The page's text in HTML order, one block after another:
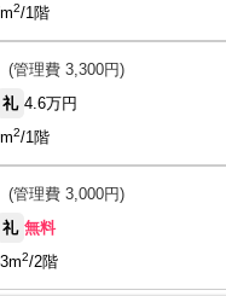
2/1階
(管理費 3,300円)
礼 4.6万円
2/1階
(管理費 3,000円)
礼 無料
2/2階